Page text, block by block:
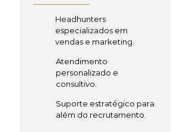
Headhunters
especializados em
vendas e marketing.
Atendimento
personalizado e
consultivo.
Suporte estratégico para
além do recrutamento.